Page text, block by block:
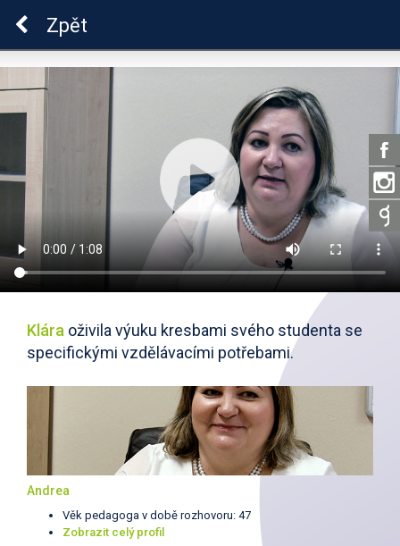
Zpět
Klára oživila výuku kresbami svého studenta se
specifickými vzdělávacími potřebami.
Andrea
Věk pedagoga v době rozhovoru: 47
Zobrazit celý profil